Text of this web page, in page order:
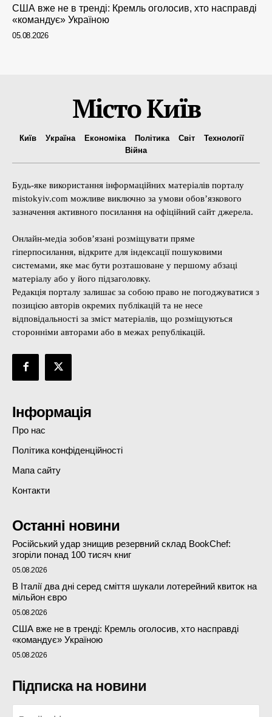
США вже не в тренді: Кремль оголосив, хто насправді
«командує» Україною
05.08.2026
Місто Київ
Київ Україна Економіка Політика Світ
Технології
Війна
Будь-яке використання інформаційних матеріалів порталу
mistokyiv.com можливе виключно за умови обов’язкового
зазначення активного посилання на офіційний сайт джерела.
Онлайн-медіа зобов’язані розміщувати пряме
гіперпосилання, відкрите для індексації пошуковими
системами, яке має бути розташоване у першому абзаці
матеріалу або у його підзаголовку.
Редакція порталу залишає за собою право не погоджуватися з
позицією авторів окремих публікацій та не несе
відповідальності за зміст матеріалів, що розміщуються
сторонніми авторами або в межах републікацій.
Інформація
Про нас
Політика конфіденційності
Мапа сайту
Контакти
Останні новини
Російський удар знищив резервний склад BookChef:
згоріли понад 100 тисяч книг
05.08.2026
В Італії два дні серед сміття шукали лотерейний квиток на
мільйон євро
05.08.2026
США вже не в тренді: Кремль оголосив, хто насправді
«командує» Україною
05.08.2026
Підписка на новини